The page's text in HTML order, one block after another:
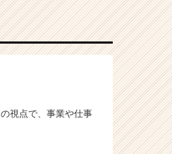
視点で、事業や仕事